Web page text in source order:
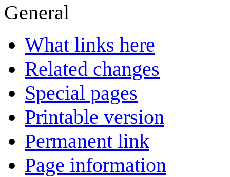
General
What links here
Related changes
Special pages
Printable version
Permanent link
Page information